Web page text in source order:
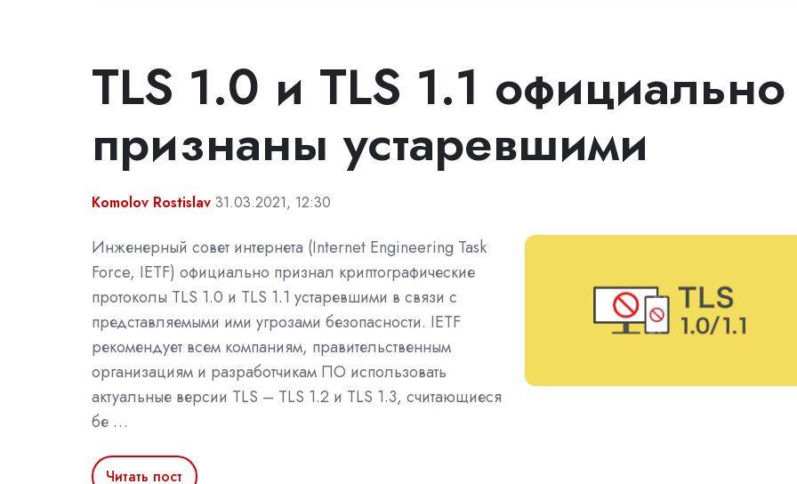
TLS 1.0 и TLS 1.1 официально
признаны устаревшими
Komolov Rostislav 31.03.2021, 12:30
Инженерный совет интернета (Internet Engineering Task
Force, IETF) официально признал криптографические
протоколы TLS 1.0 и TLS 1.1 устаревшими в связи с
представляемыми ими угрозами безопасности. IETF
рекомендует всем компаниям, правительственным
организациям и разработчикам ПО использовать
актуальные версии TLS – TLS 1.2 и TLS 1.3, считающиеся
бе …
Читать пост